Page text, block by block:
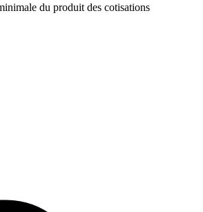
du produit des cotisations